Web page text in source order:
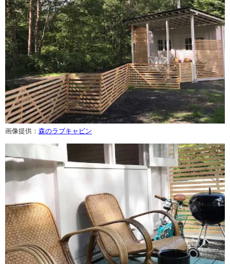
画像提供： 森のラブキャビン